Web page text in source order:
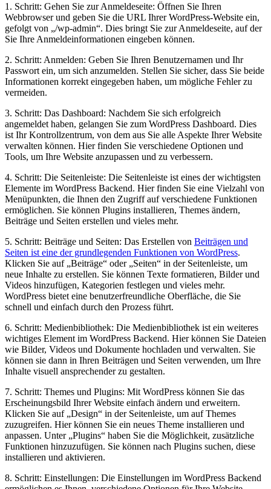
1. Schritt: Gehen Sie zur Anmeldeseite: Öffnen Sie Ihren
Webbrowser und geben Sie die URL Ihrer WordPress-Website ein,
gefolgt von „/wp-admin“. Dies bringt Sie zur Anmeldeseite, auf der
Sie Ihre Anmeldeinformationen eingeben können.
2. Schritt: Anmelden: Geben Sie Ihren Benutzernamen und Ihr
Passwort ein, um sich anzumelden. Stellen Sie sicher, dass Sie beide
Informationen korrekt eingegeben haben, um mögliche Fehler zu
vermeiden.
3. Schritt: Das Dashboard: Nachdem Sie sich erfolgreich
angemeldet haben, gelangen Sie zum WordPress Dashboard. Dies
ist Ihr Kontrollzentrum, von dem aus Sie alle Aspekte Ihrer Website
verwalten können. Hier finden Sie verschiedene Optionen und
Tools, um Ihre Website anzupassen und zu verbessern.
4. Schritt: Die Seitenleiste: Die Seitenleiste ist eines der wichtigsten
Elemente im WordPress Backend. Hier finden Sie eine Vielzahl von
Menüpunkten, die Ihnen den Zugriff auf verschiedene Funktionen
ermöglichen. Sie können Plugins installieren, Themes ändern,
Beiträge und Seiten erstellen und vieles mehr.
5. Schritt: Beiträge und Seiten: Das Erstellen von Beiträgen und
Seiten ist eine der grundlegenden Funktionen von WordPress.
Klicken Sie auf „Beiträge“ oder „Seiten“ in der Seitenleiste, um
neue Inhalte zu erstellen. Sie können Texte formatieren, Bilder und
Videos hinzufügen, Kategorien festlegen und vieles mehr.
WordPress bietet eine benutzerfreundliche Oberfläche, die Sie
schnell und einfach durch den Prozess führt.
6. Schritt: Medienbibliothek: Die Medienbibliothek ist ein weiteres
wichtiges Element im WordPress Backend. Hier können Sie Dateien
wie Bilder, Videos und Dokumente hochladen und verwalten. Sie
können sie dann in Ihren Beiträgen und Seiten verwenden, um Ihre
Inhalte visuell ansprechender zu gestalten.
7. Schritt: Themes und Plugins: Mit WordPress können Sie das
Erscheinungsbild Ihrer Website einfach ändern und erweitern.
Klicken Sie auf „Design“ in der Seitenleiste, um auf Themes
zuzugreifen. Hier können Sie ein neues Theme installieren und
anpassen. Unter „Plugins“ haben Sie die Möglichkeit, zusätzliche
Funktionen hinzuzufügen. Sie können nach Plugins suchen, diese
installieren und aktivieren.
8. Schritt: Einstellungen: Die Einstellungen im WordPress Backend